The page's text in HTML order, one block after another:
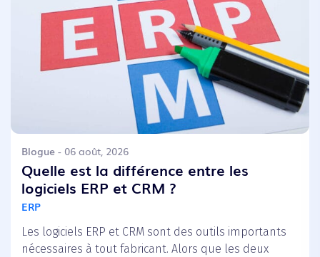
Blogue - 06 août, 2026
Quelle est la différence entre les
logiciels ERP et CRM ?
ERP
Les logiciels ERP et CRM sont des outils importants
nécessaires à tout fabricant. Alors que les deux